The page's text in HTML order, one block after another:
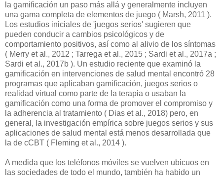
la gamificación un paso más allá y generalmente incluyen
una gama completa de elementos de juego ( Marsh, 2011 ).
Los estudios iniciales de 'juegos serios' sugieren que
pueden conducir a cambios psicológicos y de
comportamiento positivos, así como al alivio de los síntomas
( Merry et al., 2012 ; Tarrega et al., 2015 ; Sardi et al., 2017a ;
Sardi et al., 2017b ). Un estudio reciente que examinó la
gamificación en intervenciones de salud mental encontró 28
programas que aplicaban gamificación, juegos serios o
realidad virtual como parte de la terapia o usaban la
gamificación como una forma de promover el compromiso y
la adherencia al tratamiento ( Dias et al., 2018) pero, en
general, la investigación empírica sobre juegos serios y sus
aplicaciones de salud mental está menos desarrollada que
la de cCBT ( Fleming et al., 2014 ).
A medida que los teléfonos móviles se vuelven ubicuos en
las sociedades de todo el mundo, también ha habido un